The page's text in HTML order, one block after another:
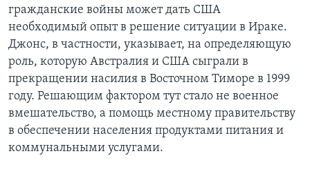
гражданские войны может дать США
необходимый опыт в решение ситуации в Ираке.
Джонс, в частности, указывает, на определяющую
роль, которую Австралия и США сыграли в
прекращении насилия в Восточном Тиморе в 1999
году. Решающим фактором тут стало не военное
вмешательство, а помощь местному правительству
в обеспечении населения продуктами питания и
коммунальными услугами.